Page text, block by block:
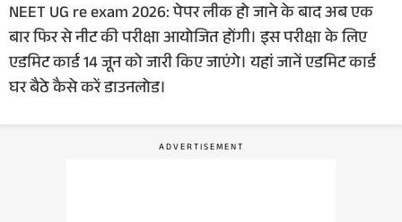
मोबाइल फोन्स
गेमिंग
NEET UG re exam 2026: पेपर लीक हो जाने के बाद अब एक
बार फिर से नीट की परीक्षा आयोजित होंगी। इस परीक्षा के लिए
एडमिट कार्ड 14 जून को जारी किए जाएंगे। यहां जानें एडमिट कार्ड
घर बैठे कैसे करें डाउनलोड।